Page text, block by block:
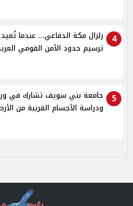
4
زلزال مكة الدفاعي... عندما
ترسيم حدود الأمن القومي
5
جامعة بني سويف تشارك في
ودراسة الأجسام القريبة من